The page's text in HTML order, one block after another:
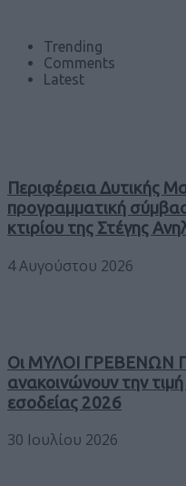
Trending
Comments
Latest
Περιφέρεια Δυτικής
προγραμματική
κτιρίου της Στέγης
4 Αυγούστου 2026
Οι ΜΥΛΟΙ ΓΡΕΒΕΝΩΝ
ανακοινώνουν την
εσοδείας 2026
30 Ιουλίου 2026